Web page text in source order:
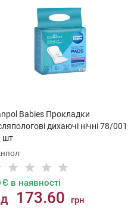
Babies Прокладки
дихаючі нічні 78/001
шт
Є в наявності
173.60 грн